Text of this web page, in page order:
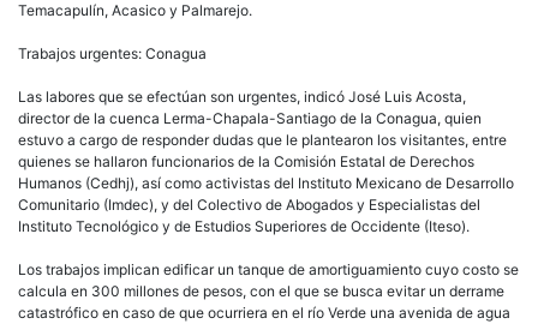
Temacapulín, Acasico y Palmarejo.
Trabajos urgentes: Conagua
Las labores que se efectúan son urgentes, indicó José Luis Acosta,
director de la cuenca Lerma-Chapala-Santiago de la Conagua, quien
estuvo a cargo de responder dudas que le plantearon los visitantes, entre
quienes se hallaron funcionarios de la Comisión Estatal de Derechos
Humanos (Cedhj), así como activistas del Instituto Mexicano de Desarrollo
Comunitario (Imdec), y del Colectivo de Abogados y Especialistas del
Instituto Tecnológico y de Estudios Superiores de Occidente (Iteso).
Los trabajos implican edificar un tanque de amortiguamiento cuyo costo se
calcula en 300 millones de pesos, con el que se busca evitar un derrame
catastrófico en caso de que ocurriera en el río Verde una avenida de agua